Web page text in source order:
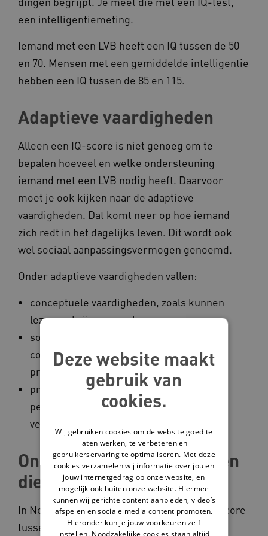
een intelligentiemeting.
Iemand met een LVB heeft een IQ tussen de 50
en 70. Mensen met een gemiddelde intelligentie
hebben een IQ tussen de 85 en 115.
Adaptieve vaardigheden
Alleen een IQ-score is niet genoeg om te
bepalen hoeveel en welke ondersteuning
iemand met een LVB nodig heeft. Daarvoor
moet je ook kijken naar de adaptieve
vaardigheden. Dat komt neer op hoe iemand
zich redt in het dagelijks leven. Dit wordt ook
wel sociaal aanpassingsvermogen genoemd.
Onder adaptieve vaardigheden vallen:
conceptuele vaardigheden, zoals kunnen
lezen, schrijven en rekenen;
sociale vaardigheden, zoals
communicatieve vaardigheden en sociale
problemen oplossen;
praktische vaardigheden, zoals
persoonlijke verzorging en het openbaar
vervoer gebruiken.
Ondersteuning van mensen
die zwakbegaafd zijn
In Nederland kunnen mensen met een IQ-score
tussen de 70 en 85 ook de zorg krijgen voor
Deze website maakt
gebruik van
cookies.
Wij gebruiken cookies om de website goed te
laten werken, te verbeteren en
gebruikerservaring te optimaliseren. Met deze
cookies verzamelen wij informatie over jou en
jouw internetgedrag op onze website, en
mogelijk ook buiten onze website. Hiermee
kunnen wij gerichte content aanbieden, video’s
afspelen en sociale media content promoten.
Hieronder kun je jouw voorkeuren zelf
instellen. Noodzakelijke cookies staan altijd